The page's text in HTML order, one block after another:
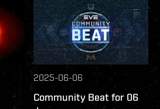
2025-06-06
Community Beat for 06